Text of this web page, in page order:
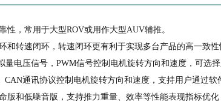
性，常用于大型ROV或用作大型AUV辅推。
和转速闭环，转速闭环更有利于实现多台产品的高一致性
量电压信号，PWM信号控制电机旋转方向和速度，可选
CAN通讯协议控制电机旋转方向和速度，支持用户通过
版和低噪音版，支持推力重量、效率等性能表现指标优化